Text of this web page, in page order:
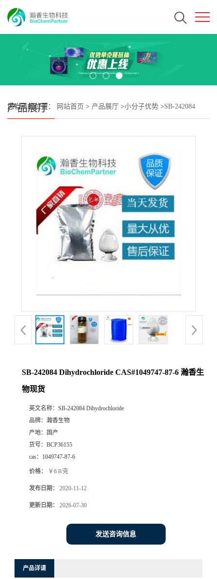
产品展厅
您当前的位置： 网站首页 > 产品展厅 >小分子优势 >SB-242084
SB-242084 Dihydrochloride CAS#1049747-87-6 瀚香生
物现货
英文名称： SB-242084 Dihydrochloride
品牌： 瀚香生物
产地：
国产
货号： BCP36155
cas： 1049747-87-6
价格： ￥6.8/克
发布日期： 2020-11-12
更新日期： 2026-07-30
发送咨询信息
产品详请